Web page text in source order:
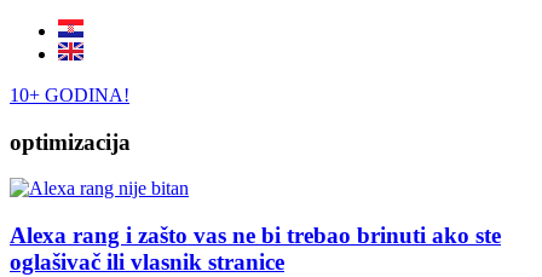
10+ GODINA!
optimizacija
Alexa rang i zašto vas ne bi trebao brinuti ako ste
oglašivač ili vlasnik stranice